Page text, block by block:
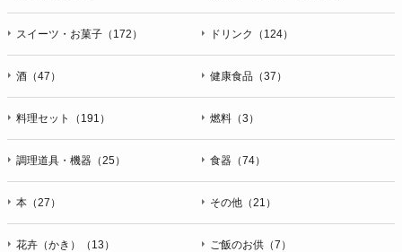
スイーツ・お菓子（172） ドリンク（124）
酒（47） 健康食品（37）
料理セット（191） 燃料（3）
調理道具・機器（25） 食器（74）
本（27） その他（21）
花卉（かき）（13） ご飯のお供（7）